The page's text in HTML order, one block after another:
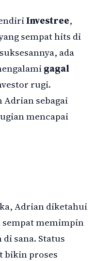
Investree,
sempat hits di
ada
gagal
rugi.
Adrian sebagai
mencapai
Adrian diketahui
sempat memimpin
sana. Status
bikin proses